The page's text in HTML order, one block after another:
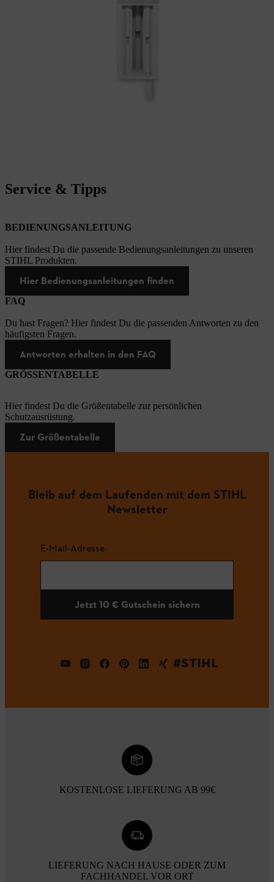
Service & Tipps
BEDIENUNGSANLEITUNG
Hier findest Du die passende Bedienungsanleitungen zu unseren
STIHL Produkten.
Hier Bedienungsanleitungen finden
FAQ
Du hast Fragen? Hier findest Du die passenden Antworten zu den
häufigsten Fragen.
Antworten erhalten in den FAQ
GRÖSSENTABELLE
Hier findest Du die Größentabelle zur persönlichen
Schutzausrüstung.
Zur Größentabelle
Bleib auf dem Laufenden mit dem STIHL
Newsletter
E-Mail-Adresse
Jetzt 10 € Gutschein sichern
#STIHL
KOSTENLOSE LIEFERUNG AB 99€
LIEFERUNG NACH HAUSE ODER ZUM
FACHHANDEL VOR ORT